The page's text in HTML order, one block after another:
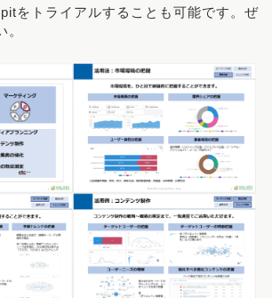
をトライアルすることも可能です。ぜ